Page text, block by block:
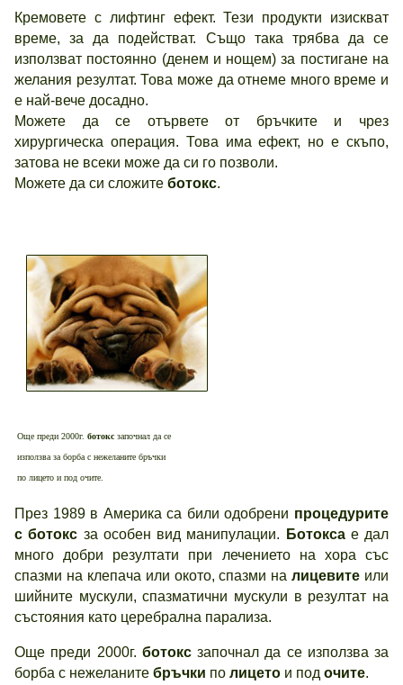
Кремовете с лифтинг ефект. Тези продукти изискват
време, за да подействат. Също така трябва да се
използват постоянно (денем и нощем) за постигане на
желания резултат. Това може да отнеме много време и
е най-вече досадно.
Можете да се отървете от бръчките и чрез
хирургическа операция. Това има ефект, но е скъпо,
затова не всеки може да си го позволи.
Можете да си сложите ботокс.
Още преди 2000г. ботокс започнал да се
използва за борба с нежеланите бръчки
по лицето и под очите.
През 1989 в Америка са били одобрени процедурите
с ботокс за особен вид манипулации. Ботоксае дал
много добри резултати при лечението на хора със
спазми на клепача или окото, спазми налицевите или
шийните мускули, спазматични мускули в резултат на
състояния като церебрална парализа.
Още преди 2000г. ботоксзапочнал да се използва за
борба с нежеланите бръчки по лицето и под очите.